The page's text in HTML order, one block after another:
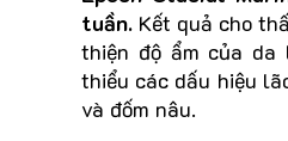
tuần. Kết quả cho
thiện độ ẩm của da
thiểu các dấu hiệu
và đốm nâu.